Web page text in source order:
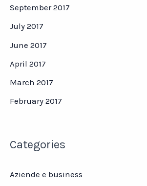
September 2017
July 2017
June 2017
April 2017
March 2017
February 2017
Categories
Aziende e business